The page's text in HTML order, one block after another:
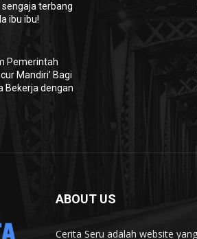
terbang
ibu ibu!
Pemerintah
Mandiri’ Bagi
Bekerja dengan
ABOUT US
Cerita Seru adalah website